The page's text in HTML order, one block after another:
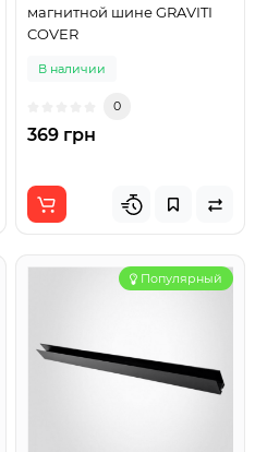
магнитной шине GRAVITI
COVER
В наличии
0
369 грн
Популярный